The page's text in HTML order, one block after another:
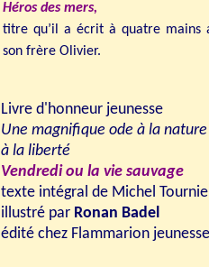
Héros des mers,
titre qu’il a écrit à quatre mains
son frère Olivier.
Livre d'honneur jeunesse
Une magnifique ode à la
à la liberté
Vendredi ou la vie sauvage
texte intégral de Michel
illustré par Ronan Badel
édité chez Flammarion jeunesse